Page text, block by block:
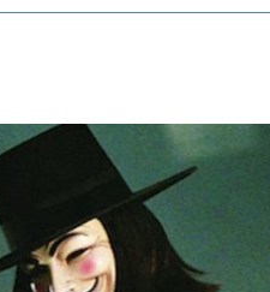
放慢兼縮減人手
租用Google晶片
類產品或加徵25%
鉑金卡級別鎖定高消費客群
鐘錶銷售升勢最強
分彈藥庫存緊張